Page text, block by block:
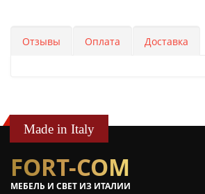
Отзывы Оплата Доставка
Made in Italy
FORT-COM
МЕБЕЛЬ И СВЕТ ИЗ ИТАЛИИ